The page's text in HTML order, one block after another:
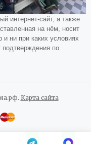
интернет-сайт, а также
на нём, носит
ни при каких условиях
подтверждения по
Карта сайта